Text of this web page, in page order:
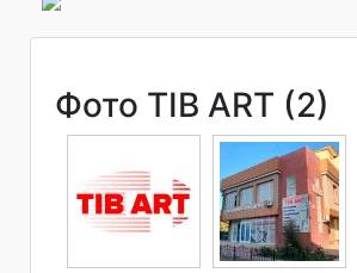
Фото TIB ART (2)